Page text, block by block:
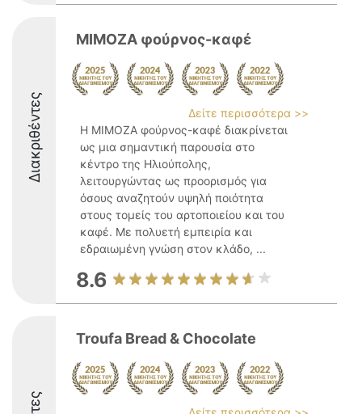
Διακριθέντες
ΜΙΜΟΖΑ φούρνος-καφέ
Δείτε περισσότερα >>
Η ΜΙΜΟΖΑ φούρνος-καφέ διακρίνεται
ως μια σημαντική παρουσία στο
κέντρο της Ηλιούπολης,
λειτουργώντας ως προορισμός για
όσους αναζητούν υψηλή ποιότητα
στους τομείς του αρτοποιείου και του
καφέ. Με πολυετή εμπειρία και
εδραιωμένη γνώση στον κλάδο, ...
8.6
Troufa Bread & Chocolate